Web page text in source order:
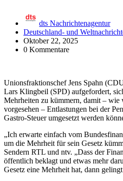
dts Nachrichtenagentur
Deutschland- und
Oktober 22, 2025
0 Kommentare
Unionsfraktionschef Jens Spahn
Lars Klingbeil (SPD) aufgefordert,
Mehrheiten zu kümmern, damit – wie
vorgesehen – Entlastungen bei der
Gastro-Steuer umgesetzt werden
„Ich erwarte einfach vom
um die Mehrheit für sein Gesetz
Sendern RTL und ntv. „Dass der
öffentlich beklagt und etwas mehr
Gesetz eine Mehrheit hat, dann